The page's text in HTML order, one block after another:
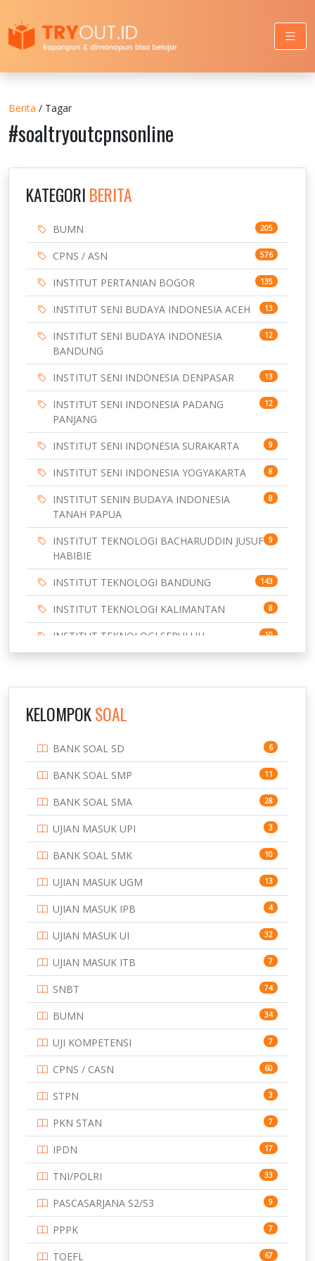
Berita / Tagar
#soaltryoutcpnsonline
KATEGORI BERITA
BUMN 205
CPNS / ASN 576
INSTITUT PERTANIAN BOGOR 135
INSTITUT SENI BUDAYA INDONESIA ACEH 13
INSTITUT SENI BUDAYA INDONESIA
BANDUNG
12
INSTITUT SENI INDONESIA DENPASAR 13
INSTITUT SENI INDONESIA PADANG
PANJANG
12
INSTITUT SENI INDONESIA SURAKARTA 9
INSTITUT SENI INDONESIA YOGYAKARTA 8
INSTITUT SENIN BUDAYA INDONESIA
TANAH PAPUA
8
INSTITUT TEKNOLOGI BACHARUDDIN JUSUF
HABIBIE
9
INSTITUT TEKNOLOGI BANDUNG 143
INSTITUT TEKNOLOGI KALIMANTAN 8
INSTITUT TEKNOLOGI SEPULUH
NOVEMBER
10
3
169
7
PTDI STTD 4
133
SMA 146
SMK 231
SMP 134
STIP 2
153
345
UNIVERSITAS AIRLANGGA 15
16
15
15
14
14
UNIVERSITAS CENDRAWASIH 14
15
KELOMPOKSOAL
BANK SOAL SD 6
BANK SOAL SMP 11
BANK SOAL SMA 28
UJIAN MASUK UPI 3
BANK SOAL SMK 10
UJIAN MASUK UGM 13
UJIAN MASUK IPB 4
UJIAN MASUK UI 32
UJIAN MASUK ITB 7
SNBT 74
BUMN 34
UJI KOMPETENSI 7
CPNS / CASN 60
STPN 3
PKN STAN 7
IPDN 17
TNI/POLRI 33
PASCASARJANA S2/S3 9
PPPK 7
TOEFL 67